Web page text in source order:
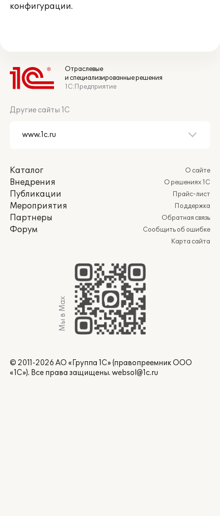
конфигурации.
Отраслевые
и специализированные решения
1С:Предприятие
Другие сайты 1С
Каталог
Внедрения
Публикации
Мероприятия
Партнеры
Форум
О сайте
О решениях 1С
Прайс-лист
Поддержка
Обратная связь
Сообщить об ошибке
Карта сайта
Мы в Max
© 2011-2026 АО «Группа 1С» (правопреемник ООО
«1С»). Все права защищены. websol@1c.ru